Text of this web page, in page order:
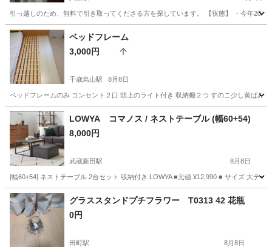
引っ越しのため、無料で引き取ってくださる方を探しています。 【状態】 ・今年
東京 墨田区 八広駅 収納家具
ベッドフレーム
3,000円
千歳烏山駅 8月8日
ベッドフレームのみ コンセント２口 頭上のライト付き 収納棚２つ すのこ少し黄ばみ
東京 世田谷区 ベッド
LOWYA コマノス / ネストテーブル (幅60+54)
8,000円
武蔵新田駅 8月8日
[幅60+54] ネストテーブル 2台セット 収納付き LOWYA ■元値 ¥12,990 ■ サイズ 大テ
東京 大田区 武蔵新田駅 テーブル
グラススタンドプチフラワー T0313 42 花瓶
0円
田町駅 8月8日